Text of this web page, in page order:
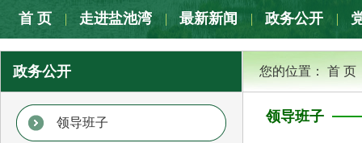
首 页 走进盐池湾 最新新闻 政务公开
政务公开
领导班子
您的位置： 首 页
领导班子